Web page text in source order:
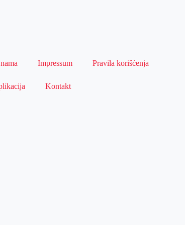
Impressum Pravila korišćenja
Kontakt